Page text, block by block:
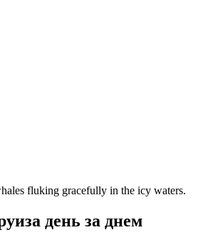
fluking gracefully in the icy waters.
день за днем